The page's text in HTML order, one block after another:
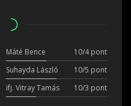
Máté Bence
10/4 pont
Suhayda László
10/5 pont
ifj. Vitray Tamás
10/3 pont